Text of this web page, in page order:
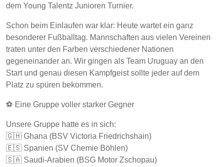
dem Young Talentz Junioren Turnier.
Schon beim Einlaufen war klar: Heute wartet ein ganz
besonderer Fußballtag. Mannschaften aus vielen Vereinen
traten unter den Farben verschiedener Nationen
gegeneinander an. Wir gingen als Team Uruguay an den
Start und genau diesen Kampfgeist sollte jeder auf dem
Platz zu spüren bekommen.
⚽ Eine Gruppe voller starker Gegner
Unsere Gruppe hatte es in sich:
🇬🇭 Ghana (BSV Victoria Friedrichshain)
🇪🇸 Spanien (SV Chemie Böhlen)
🇸🇦 Saudi-Arabien (BSG Motor Zschopau)